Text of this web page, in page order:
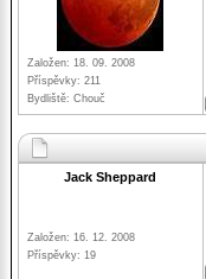
Založen: 18. 09. 2008
Příspěvky: 211
Bydliště: Chouč
Jack Sheppard
Založen: 16. 12. 2008
Příspěvky: 19